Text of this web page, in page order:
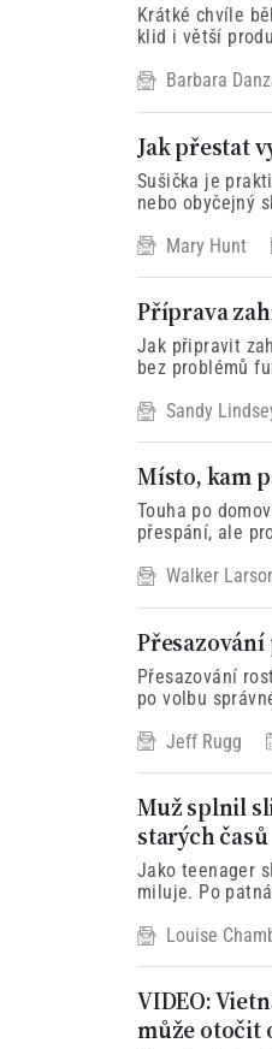
Krátké chvíle
klid i větší
Barbara
Jak přestat
Sušička je
nebo obyčejný
Mary Hunt
Příprava
Jak připravit
bez problémů
Sandy
Místo, kam
Touha po
přespání, ale
Walker
Přesazování
po volbu
Jeff Rugg
Muž splnil
starých časů
Jako teenager
miluje. Po
Louise
VIDEO:
může otočit